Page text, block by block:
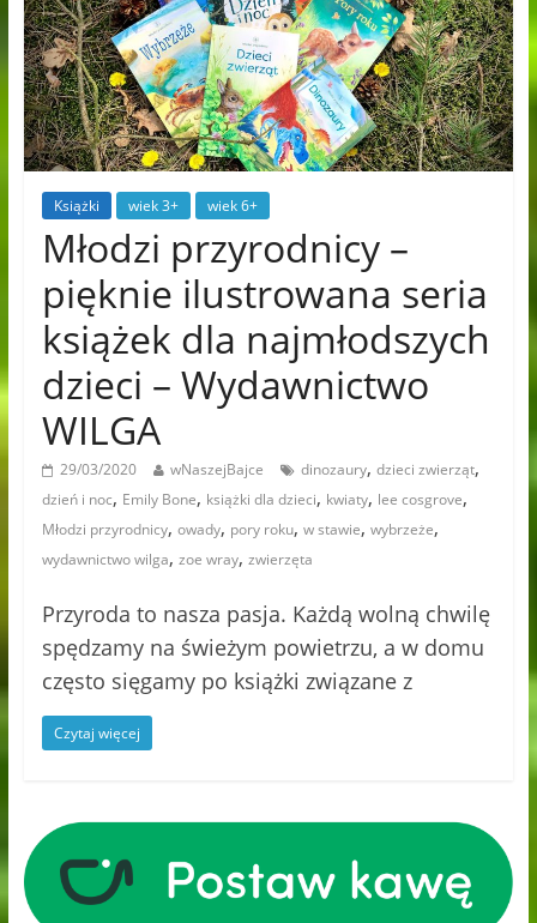
Książki wiek 3+ wiek 6+
Młodzi przyrodnicy –
pięknie ilustrowana seria
książek dla najmłodszych
dzieci – Wydawnictwo
WILGA
29/03/2020 wNaszejBajce dinozaury, dzieci zwierząt,
dzień i noc, Emily Bone, książki dla dzieci, kwiaty, lee cosgrove,
Młodzi przyrodnicy, owady, pory roku, w stawie, wybrzeże,
wydawnictwo wilga, zoe wray, zwierzęta
Przyroda to nasza pasja. Każdą wolną chwilę
spędzamy na świeżym powietrzu, a w domu
często sięgamy po książki związane z
Czytaj więcej